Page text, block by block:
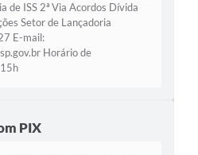
de ISS 2ª Via Acordos Dívida
Setor de Lançadoria
E-mail:
Horário de
PIX